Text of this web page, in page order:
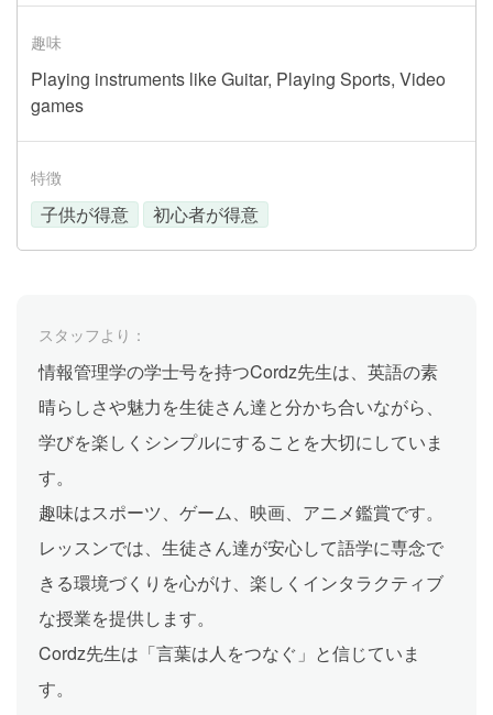
趣味
Playing instruments like Guitar, Playing Sports, Video
games
特徴
子供が得意 初心者が得意
スタッフより：
情報管理学の学士号を持つCordz先生は、英語の素
晴らしさや魅力を生徒さん達と分かち合いながら、
学びを楽しくシンプルにすることを大切にしていま
す。
趣味はスポーツ、ゲーム、映画、アニメ鑑賞です。
レッスンでは、生徒さん達が安心して語学に専念で
きる環境づくりを心がけ、楽しくインタラクティブ
な授業を提供します。
Cordz先生は「言葉は人をつなぐ」と信じていま
す。